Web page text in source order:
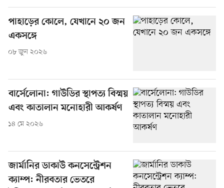
পাহাড়ের কোলে, যেখানে ২০ জন
একসঙ্গে
০৮ জুন ২০২৬
বার্সেলোনা: গাউডির স্থাপত্য বিস্ময়
এবং কাতালান মনোহারী আকর্ষণ
১৪ মে ২০২৬
জার্মানির ডাকাউ কনসেন্ট্রেশন
ক্যাম্প: নীরবতার ভেতরে